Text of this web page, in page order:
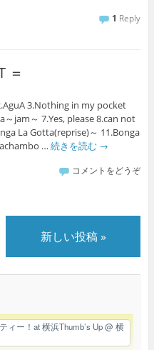
1 Reply
＝
3.Nothing in my pocket
～jam～ 7.Yes, please 8.can not
La Gotta(reprise)～ 11.Bonga
… 続きを読む →
コメントをどうぞ
新しい投稿»
ィー！at 横浜Thumb’s Up@ 横